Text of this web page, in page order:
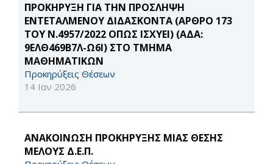
ΠΡΟΚΗΡΥΞΗ ΓΙΑ ΤΗΝ ΠΡΟΣΛΗΨΗ
ΕΝΤΕΤΑΛΜΕΝΟΥ ΔΙΔΑΣΚΟΝΤΑ (ΑΡΘΡΟ 173
ΤΟΥ Ν.4957/2022 ΟΠΩΣ ΙΣΧΥΕΙ) (ΑΔΑ:
9ΕΛΘ469Β7Λ-Ω6Ι) ΣΤΟ ΤΜΗΜΑ
ΜΑΘΗΜΑΤΙΚΩΝ
Προκηρύξεις Θέσεων
14 Ιαν 2026
ΑΝΑΚΟΙΝΩΣΗ ΠΡΟΚΗΡΥΞΗΣ ΜΙΑΣ ΘΕΣΗΣ
ΜΕΛΟΥΣ Δ.Ε.Π.